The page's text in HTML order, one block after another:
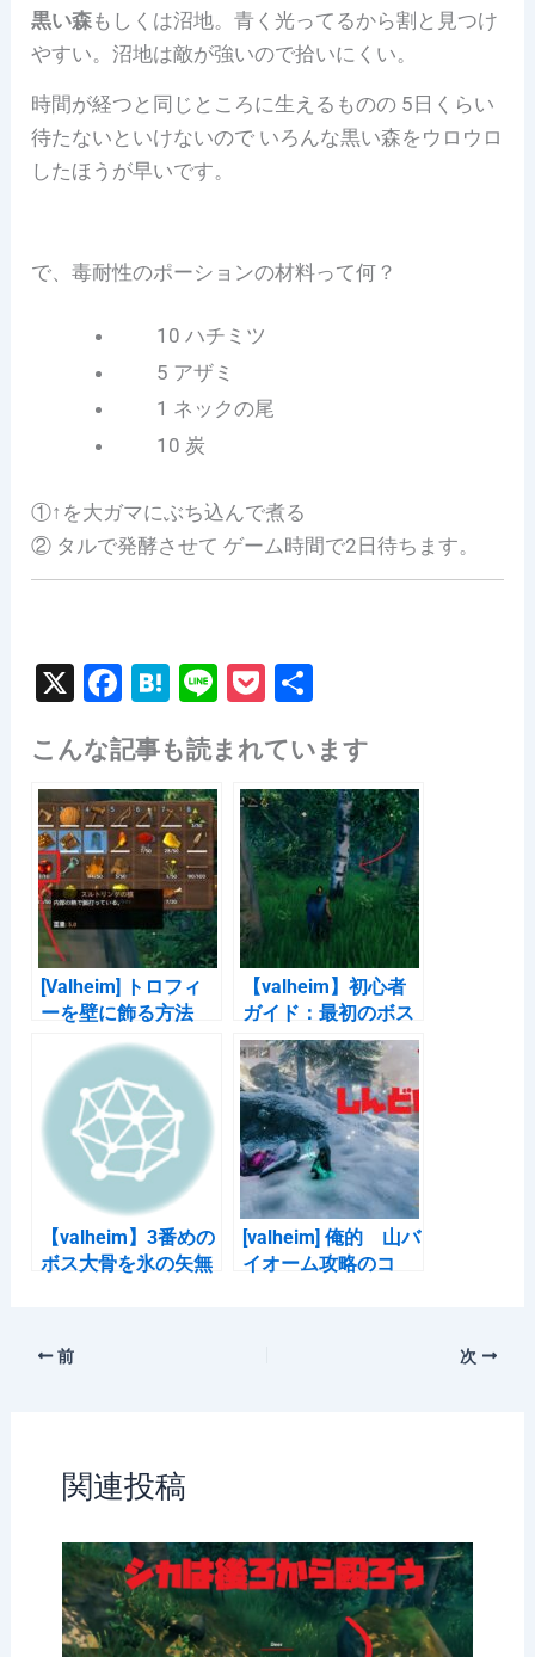
黒い森もしくは沼地。青く光ってるから割と見つけ
やすい。沼地は敵が強いので拾いにくい。
時間が経つと同じところに生えるものの 5日くらい
待たないといけないので いろんな黒い森をウロウロ
したほうが早いです。
で、毒耐性のポーションの材料って何？
10 ハチミツ
5 アザミ
1 ネックの尾
10 炭
①↑を大ガマにぶち込んで煮る
② タルで発酵させて ゲーム時間で2日待ちます。
X
F
c
e
b
o
o
k
H
e
n
a
Li
e
P
c
k
et
こんな記事も読まれています
[Valheim] トロフィ
ーを壁に飾る方法
【valheim】初心者
ガイド：最初のボス
から2番目のボスま
で
【valheim】3番めの
ボス大骨を氷の矢無
[valheim] 俺的 山バ
イオーム攻略のコ
前 次
関連投稿